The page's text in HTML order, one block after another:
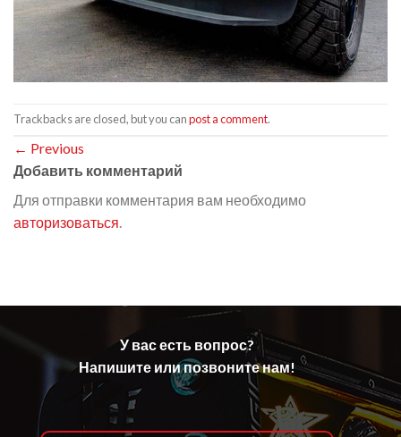
Trackbacks are closed, but you canpost a comment.
← Previous
Добавить комментарий
Для отправки комментария вам необходимо
авторизоваться.
У вас есть вопрос?
Напишите или позвоните нам!